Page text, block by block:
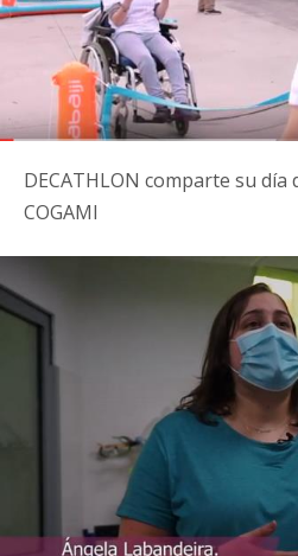
DECATHLON comparte su
COGAMI